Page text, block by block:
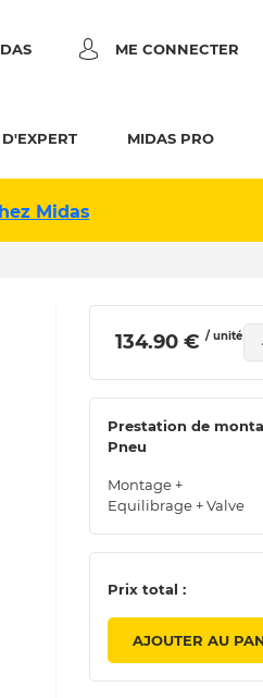
ME CONNECTER
MIDAS PRO
Midas
134.90 € / unité
Prestation de
Pneu
Montage +
Equilibrage + Valve
Prix total :
AJOUTER AU